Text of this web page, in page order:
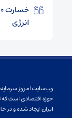
انرژی
وب‌سایت امروز
حوزه اقتصادی است
ایران ایجاد شده و در